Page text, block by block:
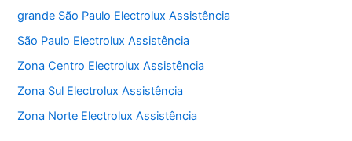
grande São Paulo Electrolux Assistência
São Paulo Electrolux Assistência
Zona Centro Electrolux Assistência
Zona Sul Electrolux Assistência
Zona Norte Electrolux Assistência